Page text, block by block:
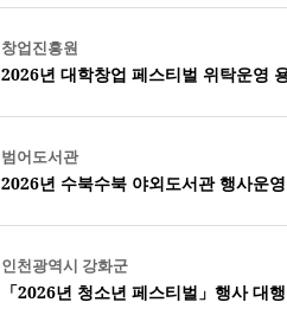
창업진흥원
2026년 대학창업 페스티벌 위탁운영
범어도서관
2026년 수북수북 야외도서관 행사운
인천광역시 강화군
「2026년 청소년 페스티벌」행사 대